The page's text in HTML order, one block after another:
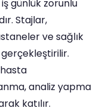
günlük zorunlu
Stajlar,
ve sağlık
analiz yapma
katılır.